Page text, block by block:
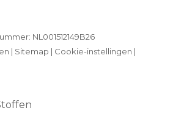
NL001512149B26
| Sitemap | Cookie-instellingen |